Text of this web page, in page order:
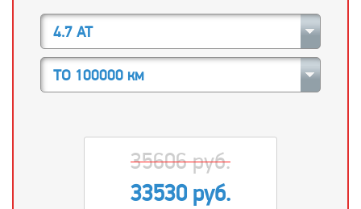
4.7 AT
ТО 100000 км
35606 руб.
33530 руб.